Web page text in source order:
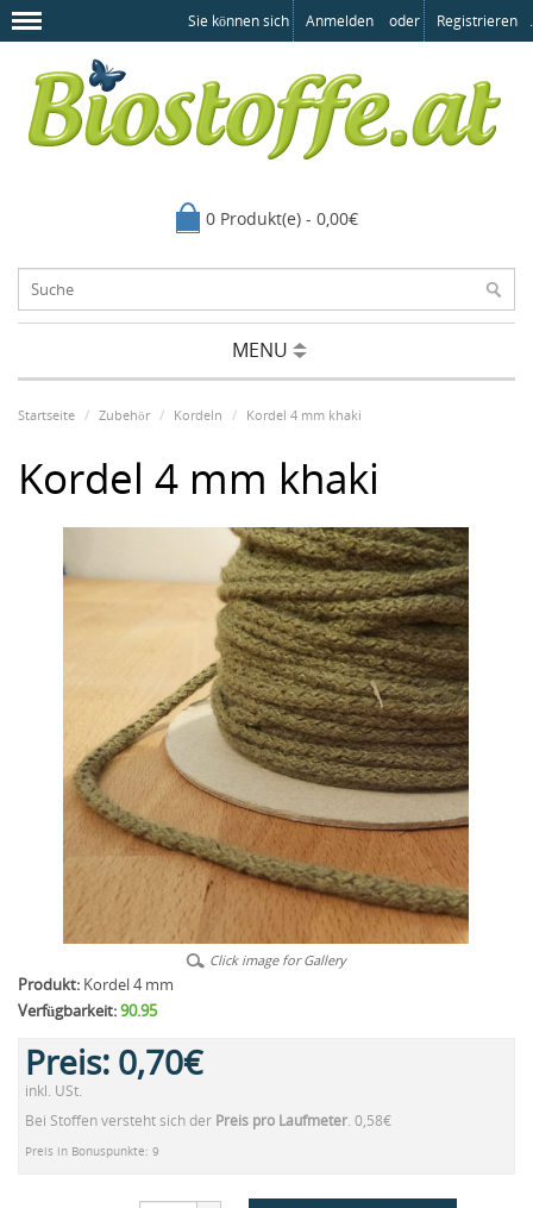
Sie können sich Anmelden oder Registrieren .
0 Produkt(e) - 0,00€
MENU
Startseite Zubehör Kordeln Kordel 4 mm khaki
Kordel 4 mm khaki
Click image for Gallery
Produkt: Kordel 4 mm
Verfügbarkeit:90.95
Preis: 0,70€
inkl. USt.
Bei Stoffen versteht sich der Preis pro Laufmeter. 0,58€
Preis in Bonuspunkte: 9